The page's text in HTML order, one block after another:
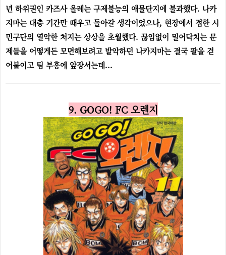
년 하위권인 카즈사 올레는 구제불능의 애물단지에 불과했다. 나카
지마는 대충 기간만 때우고 돌아갈 생각이었으나, 현장에서 접한 시
민구단의 열악한 처지는 상상을 초월했다. 끊임없이 밀어닥치는 문
제들을 어떻게든 모면해보려고 발악하던 나카지마는 결국 팔을 걷
어붙이고 팀 부흥에 앞장서는데...
9. GOGO! FC 오렌지